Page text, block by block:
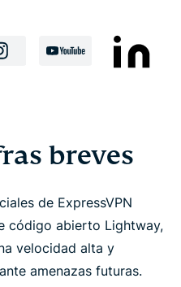
breves
de ExpressVPN
código abierto Lightway,
velocidad alta y
amenazas futuras.